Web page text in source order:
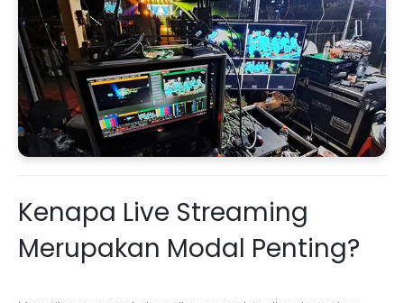
Kenapa Live Streaming
Merupakan Modal Penting?